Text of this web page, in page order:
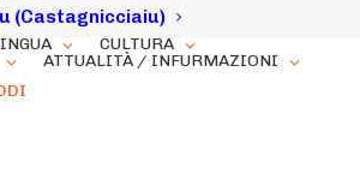
(Castagnicciaiu)
CULTURA
ATTUALITÀ / INFURMAZIONI